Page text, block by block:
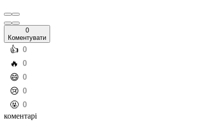
0
Коментувати
️👍 0
️🔥 0
️😄 0
️😢 0
️🤬 0
коментарі